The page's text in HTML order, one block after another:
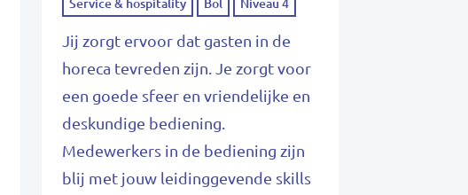
Service & hospitality Bol Niveau 4
Jij zorgt ervoor dat gasten in de
horeca tevreden zijn. Je zorgt voor
een goede sfeer en vriendelijke en
deskundige bediening.
Medewerkers in de bediening zijn
blij met jouw leidinggevende skills